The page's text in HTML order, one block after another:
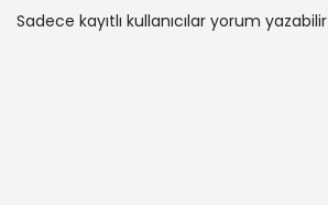
Sadece kayıtlı kullanıcılar yorum yazabilir